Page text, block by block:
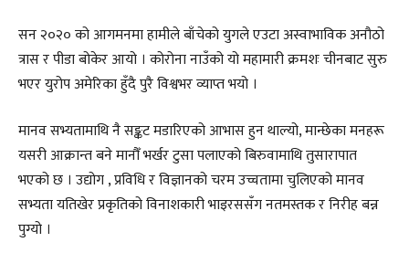
सन २०२० को आगमनमा हामीले बाँचेको युगले एउटा अस्वाभाविक अनौठो
त्रास र पीडा बोकेर आयो । कोरोना नाउँको यो महामारी क्रमशः चीनबाट सुरु
भएर युरोप अमेरिका हुँदै पुरै विश्वभर व्याप्त भयो ।
मानव सभ्यतामाथि नै सङ्कट मडारिएको आभास हुन थाल्यो, मान्छेका मनहरू
यसरी आक्रान्त बने मानौँ भर्खर टुसा पलाएको बिरुवामाथि तुसारापात
भएको छ । उद्योग , प्रविधि र विज्ञानको चरम उच्चतामा चुलिएको मानव
सभ्यता यतिखेर प्रकृतिको विनाशकारी भाइरससँग नतमस्तक र निरीह बन्न
पुग्यो ।